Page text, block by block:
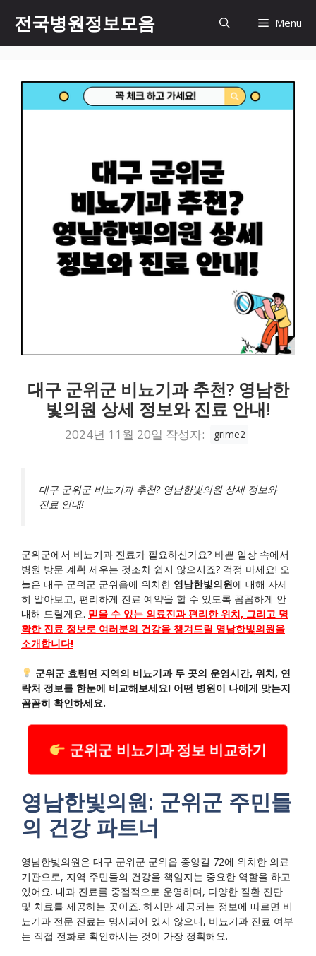
츠
전국병원정보모음 Menu
대구 군위군 비뇨기과 추천? 영남한
빛의원 상세 정보와 진료 안내!
2024년 11월 20일 작성자: grime2
대구 군위군 비뇨기과 추천? 영남한빛의원 상세 정보와
진료 안내!
군위군에서 비뇨기과 진료가 필요하신가요? 바쁜 일상 속에서
병원 방문 계획 세우는 것조차 쉽지 않으시죠? 걱정 마세요! 오
늘은 대구 군위군 군위읍에 위치한 영남한빛의원에 대해 자세
히 알아보고, 편리하게 진료 예약을 할 수 있도록 꼼꼼하게 안
내해 드릴게요. 믿을 수 있는 의료진과 편리한 위치, 그리고 명
확한 진료 정보로 여러분의 건강을 챙겨드릴 영남한빛의원을
소개합니다!
군위군 효령면 지역의 비뇨기과 두 곳의 운영시간, 위치, 연
락처 정보를 한눈에 비교해보세요! 어떤 병원이 나에게 맞는지
꼼꼼히 확인하세요.
군위군 비뇨기과 정보 비교하기
영남한빛의원: 군위군 주민들
의 건강 파트너
영남한빛의원은 대구 군위군 군위읍 중앙길 72에 위치한 의료
기관으로, 지역 주민들의 건강을 책임지는 중요한 역할을 하고
있어요. 내과 진료를 중점적으로 운영하며, 다양한 질환 진단
및 치료를 제공하는 곳이죠. 하지만 제공되는 정보에 따르면 비
뇨기과 전문 진료는 명시되어 있지 않으니, 비뇨기과 진료 여부
는 직접 전화로 확인하시는 것이 가장 정확해요.